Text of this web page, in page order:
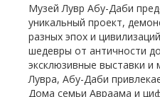
Музей Лувр Абу-Даби
уникальный проект,
разных эпох и
шедевры от античности
эксклюзивные выставки
Лувра, Абу-Даби
Дома семьи Авраама и